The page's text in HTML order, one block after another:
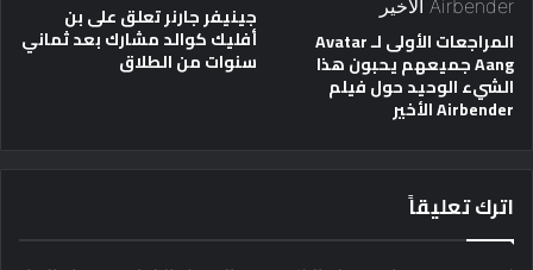
المراجعات الأولى لـ Avatar
Aang جميعهم يحبون هذا
الشيء الوحيد حول فيلم
Airbender الأخير
جينيفر جارنر تعلق على بن
أفليك كوالد مشارك بعد ثماني
سنوات من الطلاق
اترك تعليقاً